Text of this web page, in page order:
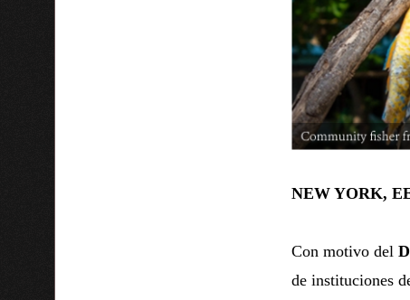
NEW YORK,
Con motivo del
de instituciones